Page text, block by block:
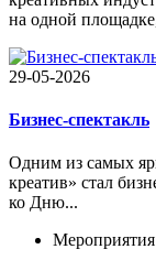
на одной
29-05-2026
Бизнес-спектакль
Одним из самых
креатив» стал
ко Дню...
Мероприятия